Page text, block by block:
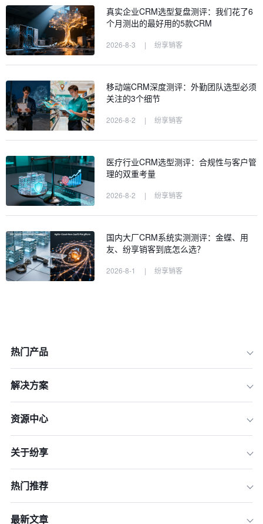
一、 洞察趋势：2026年企业级CRM的
深度对比
误区
真实企业CRM选型复盘测评：我们花了6
个月测出的最好用的5款CRM
2026-8-3 | 纷享销客
移动端CRM深度测评：外勤团队选型必须
关注的3个细节
2026-8-2 | 纷享销客
医疗行业CRM选型测评：合规性与客户管
理的双重考量
2026-8-2 | 纷享销客
国内大厂CRM系统实测测评：金蝶、用
友、纷享销客到底怎么选？
2026-8-1 | 纷享销客
热门产品
解决方案
资源中心
关于纷享
热门推荐
最新文章